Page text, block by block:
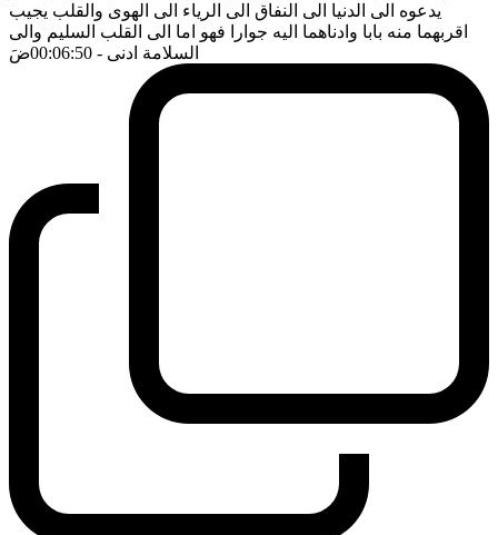
يدعوه الى الدنيا الى النفاق الى الرياء الى الهوى والقلب يجيب
اقربهما منه بابا وادناهما اليه جوارا فهو اما الى القلب السليم والى
السلامة ادنى - 00:06:50 ضَ